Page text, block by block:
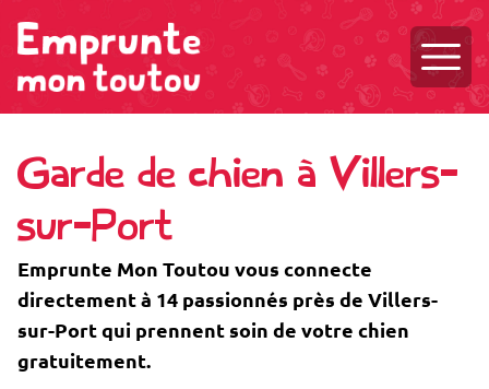
Garde de chien à Villers-
sur-Port
Emprunte Mon Toutou vous connecte
directement à 14 passionnés près de Villers-
sur-Port qui prennent soin de votre chien
gratuitement.